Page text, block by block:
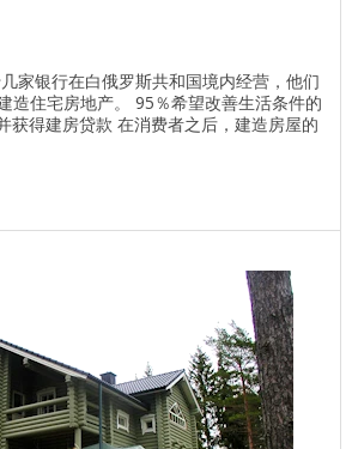
家银行在白俄罗斯共和国境内经营，他们
造住宅房地产。 95％希望改善生活条件的
获得建房贷款 在消费者之后，建造房屋的